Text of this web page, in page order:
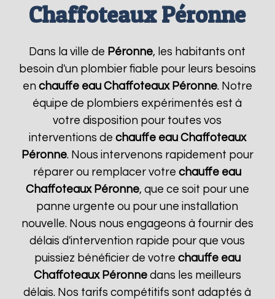
Chaffoteaux Péronne
Dans la ville de Péronne, les habitants ont
besoin d'un plombier fiable pour leurs besoins
en chauffe eau Chaffoteaux Péronne. Notre
équipe de plombiers expérimentés est à
votre disposition pour toutes vos
interventions de chauffe eau Chaffoteaux
Péronne. Nous intervenons rapidement pour
réparer ou remplacer votrechauffe eau
Chaffoteaux Péronne, que ce soit pour une
panne urgente ou pour une installation
nouvelle. Nous nous engageons à fournir des
délais d'intervention rapide pour que vous
puissiez bénéficier de votre chauffe eau
Chaffoteaux Péronnedans les meilleurs
délais. Nos tarifs compétitifs sont adaptés à